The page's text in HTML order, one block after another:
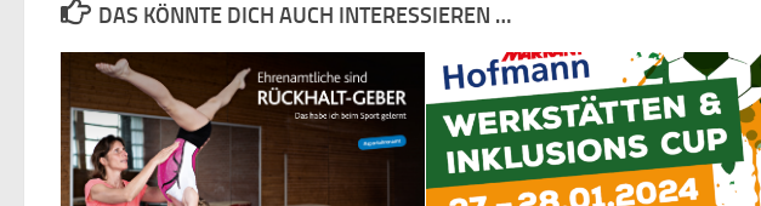
DAS KÖNNTE DICH AUCH INTERESSIEREN …